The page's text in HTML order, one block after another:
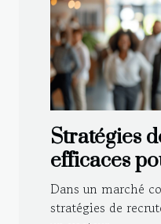
Stratégies
efficaces
votre
Dans un marché
stratégies de